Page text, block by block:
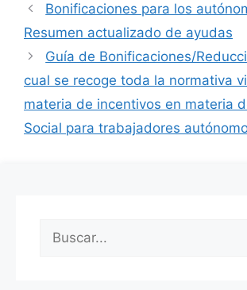
Bonificaciones para los
Resumen actualizado de ayudas
Guía de Bonificaciones/
cual se recoge toda la normativa
materia de incentivos en materia
Social para trabajadores